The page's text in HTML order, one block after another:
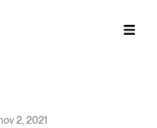
2, 2021